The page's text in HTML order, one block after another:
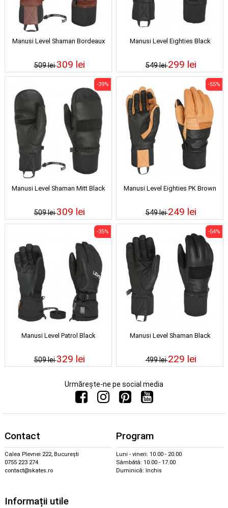
Manusi Level Shaman Bordeaux
509 lei309 lei
Manusi Level Eighties Black
549 lei299 lei
Manusi Level Shaman Mitt Black
509 lei
-39%
309 lei
Manusi Level Eighties PK Brown
549 lei
-55%
249 lei
Manusi Level Patrol Black
509 lei
-35%
329 lei
Manusi Level Shaman Black
499 lei
-54%
229 lei
Urmărește-ne pe social media
Contact
Calea Plevnei 222, București
0755 223 274
contact@skates.ro
Program
Luni - vineri: 10.00 - 20.00
Sâmbătă: 10.00 - 17.00
Duminică: închis
Informații utile